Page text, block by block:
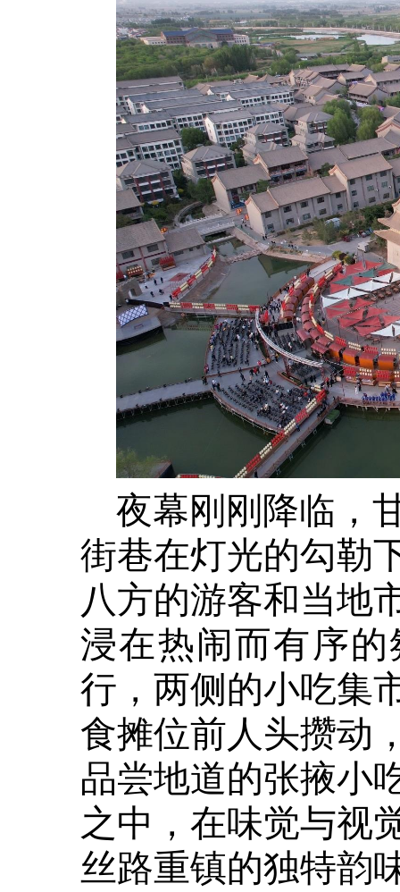
夜幕刚刚降临，
街巷在灯光的勾勒
八方的游客和当地
浸在热闹而有序
行，两侧的小吃集
食摊位前人头攒动
品尝地道的张掖小
之中，在味觉与视
丝路重镇的独特韵